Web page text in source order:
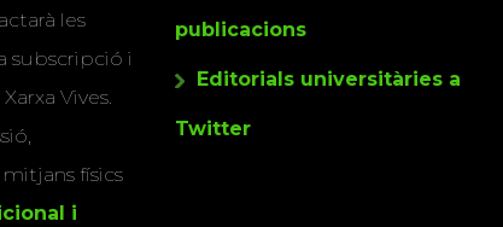
les
subscripció i
Vives.
físics
i
publicacions
Editorials universitàries a
Twitter